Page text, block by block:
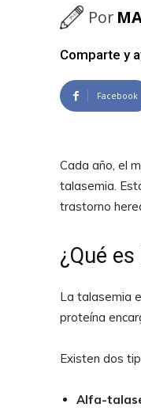
Por
Comparte y
Facebook
Cada año, el
talasemia.
trastorno
¿Qué
La talasemia
proteína
Existen dos
Alfa-